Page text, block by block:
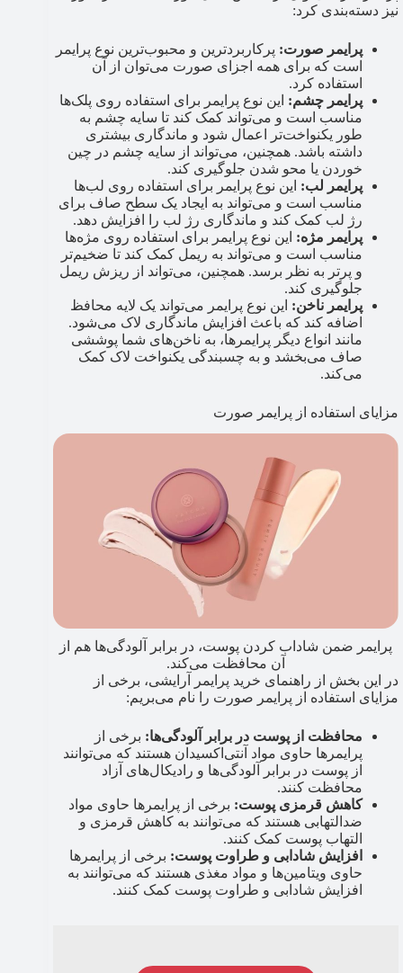
نیز دسته‌بندی کرد:
پرایمر صورت: پرکاربردترین و محبوب‌ترین نوع پرایمر
است که برای همه اجزای صورت می‌توان از آن
استفاده کرد.
پرایمر چشم: این نوع پرایمر برای استفاده روی پلک‌ها
مناسب است و می‌تواند کمک کند تا سایه چشم به
طور یکنواخت‌تر اعمال شود و ماندگاری بیشتری
داشته باشد. همچنین، می‌تواند از سایه چشم در چین
خوردن یا محو شدن جلوگیری کند.
پرایمر لب: این نوع پرایمر برای استفاده روی لب‌ها
مناسب است و می‌تواند به ایجاد یک سطح صاف برای
رژ لب کمک کند و ماندگاری رژ لب را افزایش دهد.
پرایمر مژه: این نوع پرایمر برای استفاده روی مژه‌ها
مناسب است و می‌تواند به ریمل کمک کند تا ضخیم‌تر
و پرتر به نظر برسد. همچنین، می‌تواند از ریزش ریمل
جلوگیری کند‌.
پرایمر ناخن: این نوع پرایمر می‌تواند یک لایه محافظ
اضافه کند که باعث افزایش ماندگاری لاک می‌شود.
مانند انواع دیگر پرایمرها، به ناخن‌های شما پوششی
صاف می‌بخشد و به چسبندگی یکنواخت لاک کمک
می‌کند.
مزایای استفاده از پرایمر صورت
پرایمر ضمن شاداب کردن پوست، در برابر آلودگی‌ها هم از
آن محافظت می‌کند.
در این بخش از راهنمای خرید پرایمر آرایشی، برخی از
مزایای استفاده از پرایمر صورت را نام می‌بریم:
محافظت از پوست در برابر آلودگی‌ها: برخی از
پرایمرها حاوی مواد آنتی‌اکسیدان هستند که می‌توانند
از پوست در برابر آلودگی‌ها و رادیکال‌های آزاد
محافظت کنند.
کاهش قرمزی پوست: برخی از پرایمرها حاوی مواد
ضدالتهابی هستند که می‌توانند به کاهش قرمزی و
التهاب پوست کمک کنند.
افزایش شادابی و طراوت پوست: برخی از پرایمرها
حاوی ویتامین‌ها و مواد مغذی هستند که می‌توانند به
افزایش شادابی و طراوت پوست کمک کنند.